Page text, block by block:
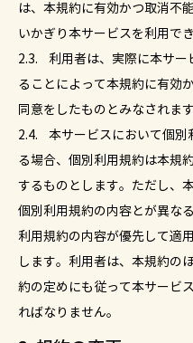
は、本規約に有効かつ取消不
いかぎり本サービスを利用でき
2.3. 利用者は、実際に本サー
ることによって本規約に有効
同意をしたものとみなされます
2.4. 本サービスにおいて個別
る場合、個別利用規約は本規
するものとします。ただし、
個別利用規約の内容とが異な
利用規約の内容が優先して適
します。利用者は、本規約の
約の定めにも従って本サービ
ればなりません。